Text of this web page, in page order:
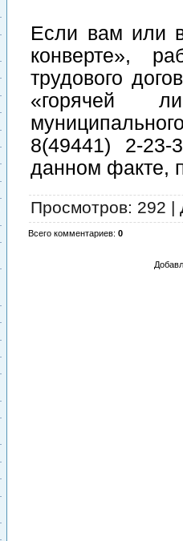
Если вам или
конверте»,
трудового
«горячей
8(49441) 2-
данном факте,
Просмотров: 292 |
Всего комментариев:0